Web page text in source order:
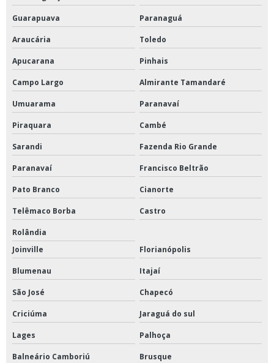
Guarapuava Paranaguá
Araucária Toledo
Apucarana Pinhais
Campo Largo Almirante Tamandaré
Umuarama Paranavaí
Piraquara Cambé
Sarandi Fazenda Rio Grande
Paranavaí Francisco Beltrão
Pato Branco Cianorte
Telêmaco Borba Castro
Rolândia
Joinville
Florianópolis
Blumenau Itajaí
São José Chapecó
Criciúma Jaraguá do sul
Lages Palhoça
Balneário Camboriú Brusque